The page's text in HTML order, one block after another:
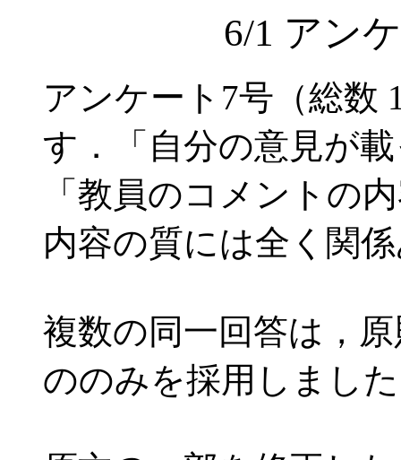
6/1 アン
アンケート7号（総数
す．「自分の意見が
「教員のコメントの
内容の質には全く関
複数の同一回答は，
ののみを採用しまし